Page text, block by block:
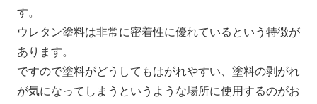
す。
ウレタン塗料は非常に密着性に優れているという特徴が
あります。
ですので塗料がどうしてもはがれやすい、塗料の剥がれ
が気になってしまうというような場所に使用するのがお